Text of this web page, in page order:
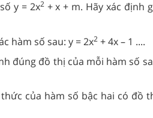
y = 2x2+ x + m. Hãy xác định
hàm số sau: y = 2x2 + 4x – 1 ....
đúng đồ thị của mỗi hàm số
của hàm số bậc hai có đồ